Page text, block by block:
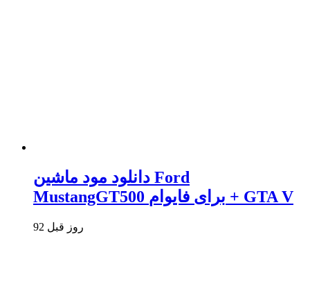
دانلود مود ماشین Ford
MustangGT500 برای فایوام + GTA V
92 روز قبل